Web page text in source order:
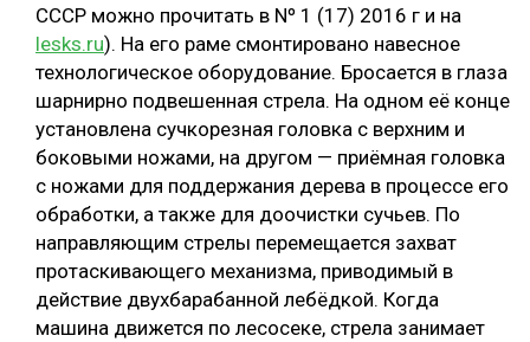
СССР можно прочитать в Nº 1 (17) 2016 г и на
lesks.ru). На его раме смонтировано навесное
технологическое оборудование. Бросается в глаза
шарнирно подвешенная стрела. На одном её конце
установлена сучкорезная головка с верхним и
боковыми ножами, на другом — приёмная головка
с ножами для поддержания дерева в процессе его
обработки, а также для доочистки сучьев. По
направляющим стрелы перемещается захват
протаскивающего механизма, приводимый в
действие двухбарабанной лебёдкой. Когда
машина движется по лесосеке, стрела занимает